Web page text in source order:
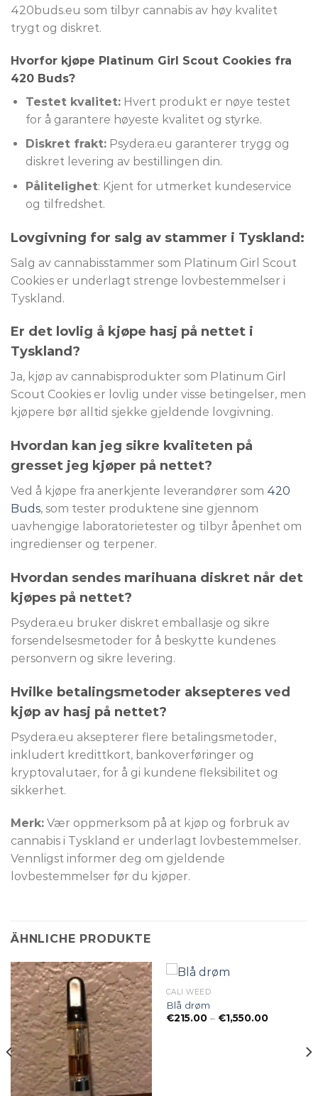
420buds.eu som tilbyr cannabis av høy kvalitet
trygt og diskret.
Hvorfor kjøpe Platinum Girl Scout Cookies fra
420 Buds?
Testet kvalitet:Hvert produkt er nøye testet
for å garantere høyeste kvalitet og styrke.
Diskret frakt:Psydera.eu garanterer trygg og
diskret levering av bestillingen din.
Pålitelighet: Kjent for utmerket kundeservice
og tilfredshet.
Lovgivning for salg av stammer i Tyskland:
Salg av cannabisstammer som Platinum Girl Scout
Cookies er underlagt strenge lovbestemmelser i
Tyskland.
Er det lovlig å kjøpe hasj på nettet i
Tyskland?
Ja, kjøp av cannabisprodukter som Platinum Girl
Scout Cookies er lovlig under visse betingelser, men
kjøpere bør alltid sjekke gjeldende lovgivning.
Hvordan kan jeg sikre kvaliteten på
gresset jeg kjøper på nettet?
Ved å kjøpe fra anerkjente leverandører som 420
Buds, som tester produktene sine gjennom
uavhengige laboratorietester og tilbyr åpenhet om
ingredienser og terpener.
Hvordan sendes marihuana diskret når det
kjøpes på nettet?
Psydera.eu bruker diskret emballasje og sikre
forsendelsesmetoder for å beskytte kundenes
personvern og sikre levering.
Hvilke betalingsmetoder aksepteres ved
kjøp av hasj på nettet?
Psydera.eu aksepterer flere betalingsmetoder,
inkludert kredittkort, bankoverføringer og
kryptovalutaer, for å gi kundene fleksibilitet og
sikkerhet.
Merk: Vær oppmerksom på at kjøp og forbruk av
cannabis i Tyskland er underlagt lovbestemmelser.
Vennligst informer deg om gjeldende
lovbestemmelser før du kjøper.
ÄHNLICHE PRODUKTE
CALI WEED
Blå drøm
€215.00 – €1,550.00
€1,550.00